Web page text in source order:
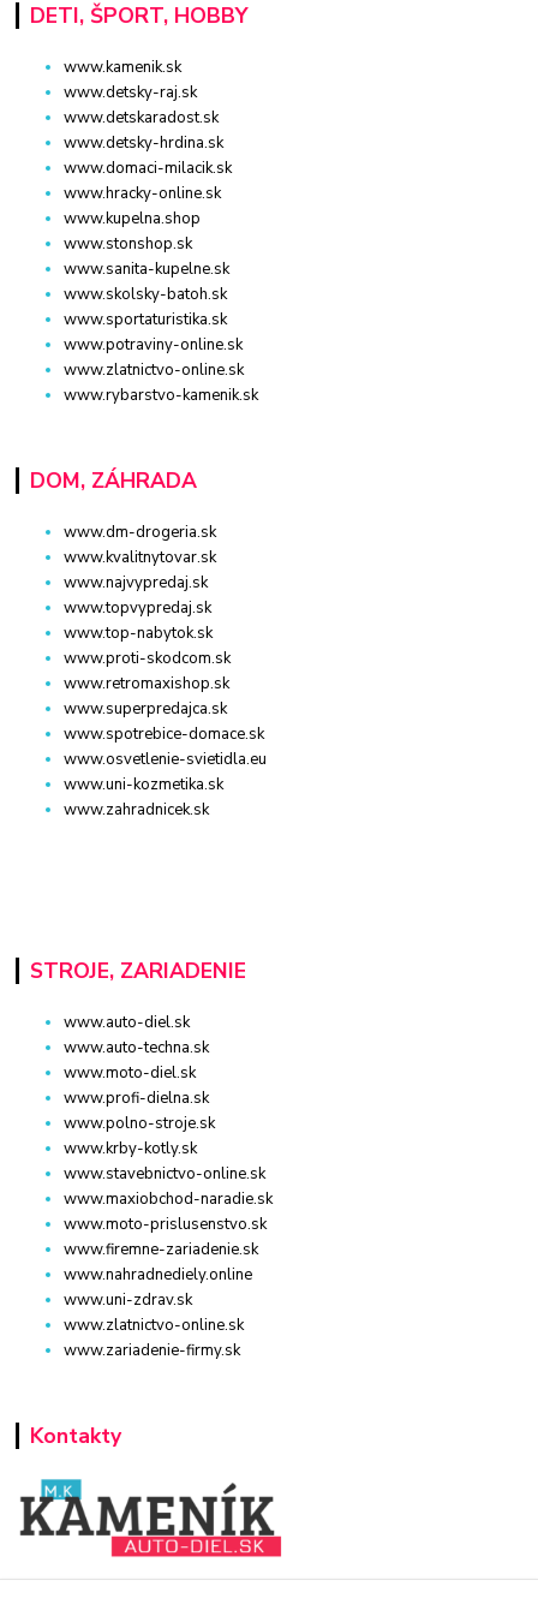
DETI, ŠPORT, HOBBY
www.kamenik.sk
www.detsky-raj.sk
www.detskaradost.sk
www.detsky-hrdina.sk
www.domaci-milacik.sk
www.hracky-online.sk
www.kupelna.shop
www.stonshop.sk
www.sanita-kupelne.sk
www.skolsky-batoh.sk
www.sportaturistika.sk
www.potraviny-online.sk
www.zlatnictvo-online.sk
www.rybarstvo-kamenik.sk
DOM, ZÁHRADA
www.dm-drogeria.sk
www.kvalitnytovar.sk
www.najvypredaj.sk
www.topvypredaj.sk
www.top-nabytok.sk
www.proti-skodcom.sk
www.retromaxishop.sk
www.superpredajca.sk
www.spotrebice-domace.sk
www.osvetlenie-svietidla.eu
www.uni-kozmetika.sk
www.zahradnicek.sk
STROJE, ZARIADENIE
www.auto-diel.sk
www.auto-techna.sk
www.moto-diel.sk
www.profi-dielna.sk
www.polno-stroje.sk
www.krby-kotly.sk
www.stavebnictvo-online.sk
www.maxiobchod-naradie.sk
www.moto-prislusenstvo.sk
www.firemne-zariadenie.sk
www.nahradnediely.online
www.uni-zdrav.sk
www.zlatnictvo-online.sk
www.zariadenie-firmy.sk
Kontakty
WWW.AUTO-DIEL.SK